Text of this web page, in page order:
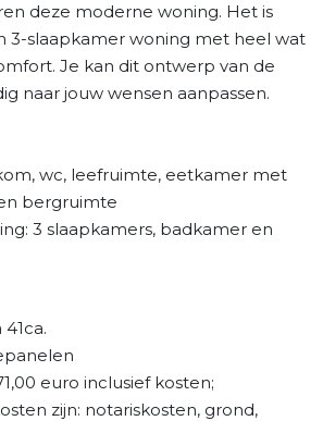
deze moderne woning. Het is
3-slaapkamer woning met heel wat
Je kan dit ontwerp van de
naar jouw wensen aanpassen.
wc, leefruimte, eetkamer met
bergruimte
3 slaapkamers, badkamer en
euro inclusief kosten;
zijn: notariskosten, grond,